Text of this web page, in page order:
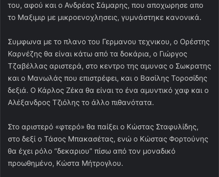
του, αφού και ο Ανδρέας Σάμαρης, που αποχωρησε απο
το Μαξιμιρ με μικροενοχλησεις, γυμνάστηκε κανονικά.
Συμφωνα με το πλανο του Γερμανου τεχνικου, ο Ορέστης
Καρνέζης θα είναι κάτω από τα δοκάρια, ο Γιώργος
Τζαβέλλας αριστερά, στο κεντρο της αμυνας ο Σωκρατης
και ο Μανωλάς που επιστρέφει, και ο Βασίλης Τοροσίδης
δεξιά. Ο Κάρλος Ζέκα θα είναι το ένα αμυντικό χαφ και ο
Αλέξανδρος Τζιόλης το άλλο πιθανότατα.
Στο αριστερό «φτερό» θα παίξει ο Κώστας Σταφυλίδης,
στο δεξί ο Τάσος Μπακασέτας, ενώ ο Κώστας Φορτούνης
θα έχει ρόλο “δεκαριου” πίσω από τον μοναδικό
προωθημένο, Κώστα Μήτρογλου.